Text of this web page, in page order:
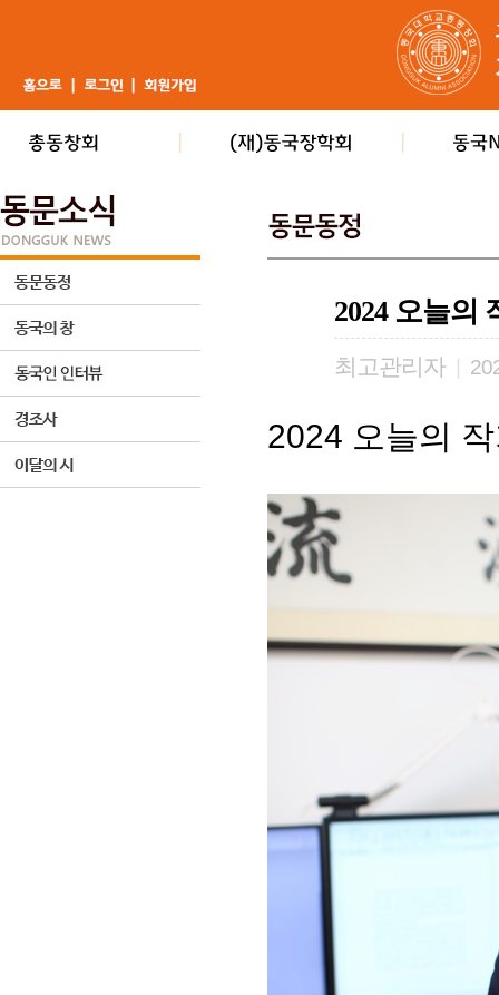
2024 오늘의
최고관리자
2024 오늘의